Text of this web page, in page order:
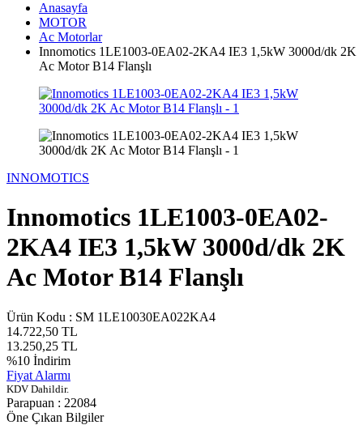
Anasayfa
MOTOR
Ac Motorlar
Innomotics 1LE1003-0EA02-2KA4 IE3 1,5kW 3000d/dk 2K
Ac Motor B14 Flanşlı
INNOMOTICS
Innomotics 1LE1003-0EA02-
2KA4 IE3 1,5kW 3000d/dk 2K
Ac Motor B14 Flanşlı
Ürün Kodu : SM 1LE10030EA022KA4
14.722,50 TL
13.250,25 TL
%10 İndirim
Fiyat Alarmı
KDV Dahildir.
Parapuan : 22084
Öne Çıkan Bilgiler